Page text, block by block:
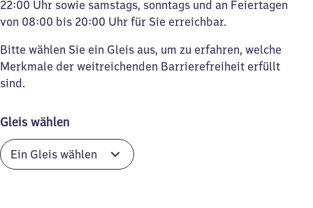
22:00 Uhr sowie samstags, sonntags und an Feiertagen
von 08:00 bis 20:00 Uhr für Sie erreichbar.
Bitte wählen Sie ein Gleis aus, um zu erfahren, welche
Merkmale der weitreichenden Barrierefreiheit erfüllt
sind.
Gleis wählen